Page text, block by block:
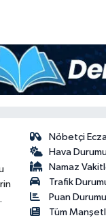
Nöbetçi
Hava
Namaz
Trafik
Puan
Tüm